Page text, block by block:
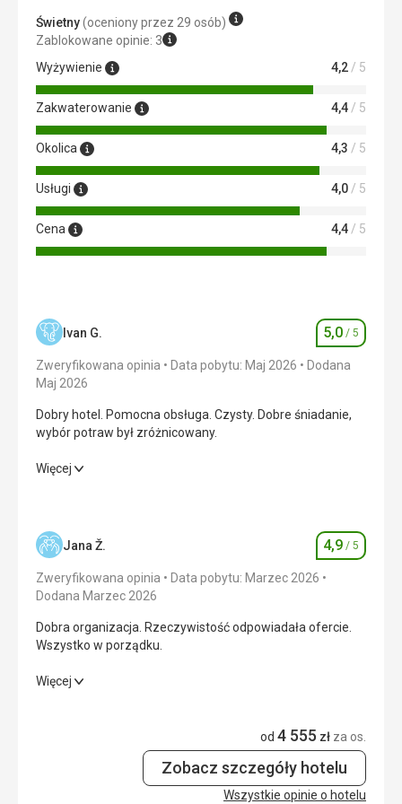
Ta recenzja została automatycznie przetłumaczona za
pomocą Google Translate
Świetny(oceniony przez 29 osób)
Zablokowane opinie: 3
Wyżywienie
4,2/ 5
Zakwaterowanie 4,4/ 5
Okolica 4,3 / 5
Usługi 4,0/ 5
Cena 4,4/ 5
Ivan G. Ocena
5,0 / 5
Zweryfikowana opinia Data pobytu: Maj 2026
Dodana
Maj 2026
Dobry hotel. Pomocna obsługa. Czysty. Dobre śniadanie,
wybór potraw był zróżnicowany.
Dobry hotel. Pomocna obsługa. Czysty. Dobre śniadanie,
Zakwaterowanie 5,0/ 5
Okolica
Usługi 5,0/ 5
Dość brudno i nie można się tam kąpać. Zawsze jest
odpływ, tylko jachty i łodzie.
Śniadania są różnorodne i bogate.
Więcej
Jana Ž. Ocena
4,9 / 5
Zweryfikowana opinia
Data pobytu: Marzec 2026
Dodana Marzec 2026
Dobra organizacja. Rzeczywistość odpowiadała ofercie.
Wszystko w porządku.
Dobra organizacja. Rzeczywistość odpowiadała ofercie.
5,0 / 5
5,0
Więcej
od 4 555 zł za os.
Zobacz szczegóły hotelu
Wszystkie opinie o hotelu